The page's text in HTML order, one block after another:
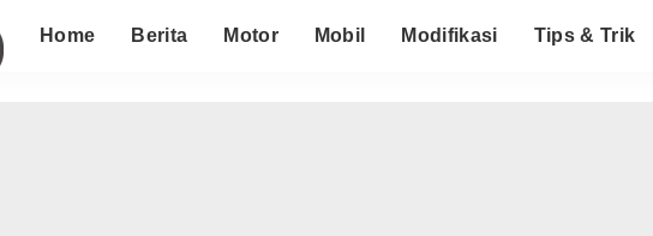
Home Berita Motor Mobil Modifikasi Tips & Trik